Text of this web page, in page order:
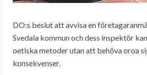
DO:s beslut att avvisa en
Svedala kommun och dess inspektör
oetiska metoder utan att behöva oroa
konsekvenser.